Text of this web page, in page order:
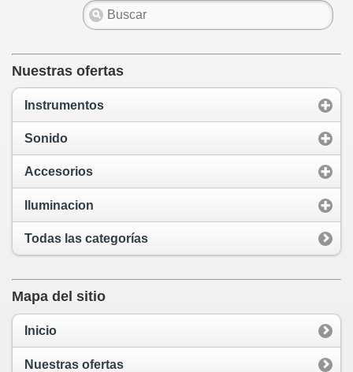
Nuestras ofertas
Instrumentos
Sonido
Accesorios
Iluminacion
Todas las categorías
Mapa del sitio
Inicio
Nuestras ofertas